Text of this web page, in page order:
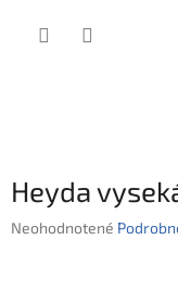
Heyda
Priemerné
Neohodnotené